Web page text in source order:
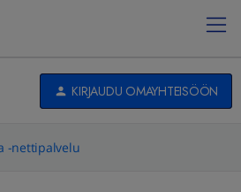
KIRJAUDU OMAYHTEISÖÖN
-nettipalvelu